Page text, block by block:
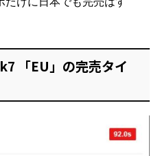
「EU」の完売タイ